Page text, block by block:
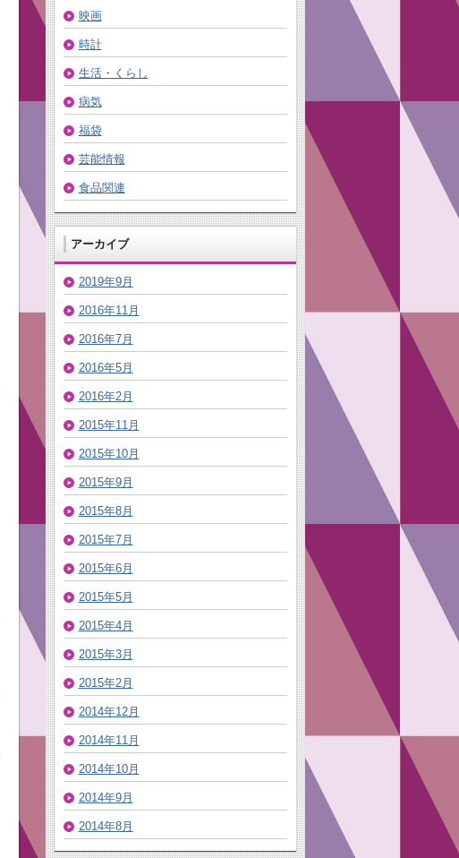
映画
時計
生活・くらし
病気
福袋
芸能情報
食品関連
アーカイブ
2019年9月
2016年11月
2016年7月
2016年5月
2016年2月
2015年11月
2015年10月
2015年9月
2015年8月
2015年7月
2015年6月
2015年5月
2015年4月
2015年3月
2015年2月
2014年12月
2014年11月
2014年10月
2014年9月
2014年8月